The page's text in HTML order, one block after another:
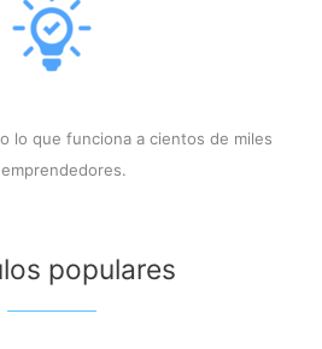
lo que funciona a cientos de miles
populares